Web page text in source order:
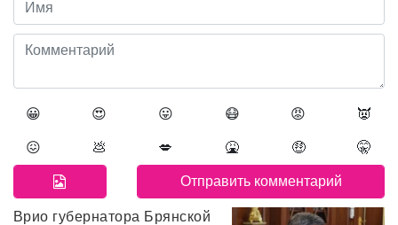
😀 😍 😛 😷 😡 👿
😖 💩 💋 🤮 🤑 🤫
Врио губернатора Брянской